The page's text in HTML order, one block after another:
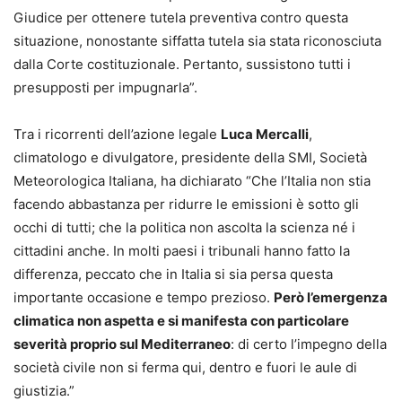
Giudice per ottenere tutela preventiva contro questa
situazione, nonostante siffatta tutela sia stata riconosciuta
dalla Corte costituzionale. Pertanto, sussistono tutti i
presupposti per impugnarla”.
Tra i ricorrenti dell’azione legale Luca Mercalli,
climatologo e divulgatore, presidente della SMI, Società
Meteorologica Italiana, ha dichiarato “Che l’Italia non stia
facendo abbastanza per ridurre le emissioni è sotto gli
occhi di tutti; che la politica non ascolta la scienza né i
cittadini anche. In molti paesi i tribunali hanno fatto la
differenza, peccato che in Italia si sia persa questa
importante occasione e tempo prezioso. Però l’emergenza
climatica non aspetta e si manifesta con particolare
severità proprio sul Mediterraneo: di certo l’impegno della
società civile non si ferma qui, dentro e fuori le aule di
giustizia.”